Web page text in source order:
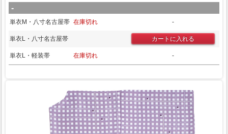
-
単衣M・八寸名古屋帯 在庫切れ -
単衣L・八寸名古屋帯
単衣L・軽装帯 在庫切れ -